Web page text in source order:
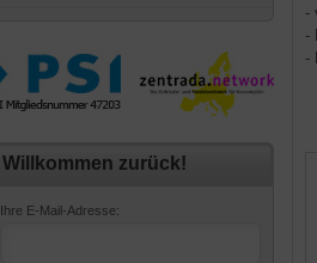
Willkommen zurück!
Ihre E-Mail-Adresse:
-
-
-